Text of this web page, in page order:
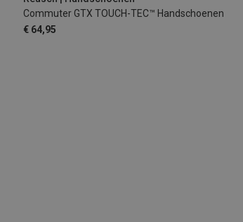
Commuter GTX TOUCH-TEC™ Handschoenen
€ 64,95